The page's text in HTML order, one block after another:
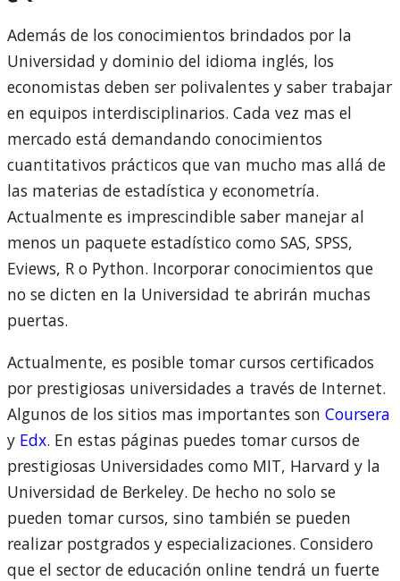
Además de los conocimientos brindados por la
Universidad y dominio del idioma inglés, los
economistas deben ser polivalentes y saber trabajar
en equipos interdisciplinarios. Cada vez mas el
mercado está demandando conocimientos
cuantitativos prácticos que van mucho mas allá de
las materias de estadística y econometría.
Actualmente es imprescindible saber manejar al
menos un paquete estadístico como SAS, SPSS,
Eviews, R o Python. Incorporar conocimientos que
no se dicten en la Universidad te abrirán muchas
puertas.
Actualmente, es posible tomar cursos certificados
por prestigiosas universidades a través de Internet.
Algunos de los sitios mas importantes son Coursera
y Edx. En estas páginas puedes tomar cursos de
prestigiosas Universidades como MIT, Harvard y la
Universidad de Berkeley. De hecho no solo se
pueden tomar cursos, sino también se pueden
realizar postgrados y especializaciones. Considero
que el sector de educación online tendrá un fuerte